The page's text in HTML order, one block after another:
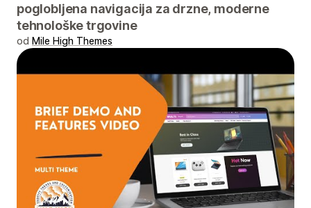
poglobljena navigacija za drzne, moderne
tehnološke trgovine
od Mile High Themes